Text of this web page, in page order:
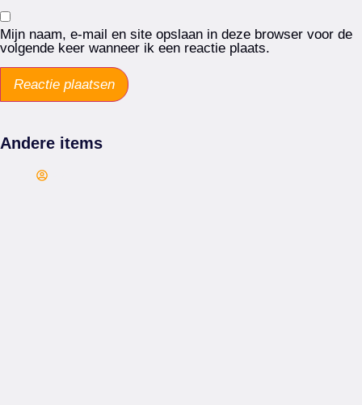
Mijn naam, e-mail en site opslaan in deze browser voor de
volgende keer wanneer ik een reactie plaats.
Andere items